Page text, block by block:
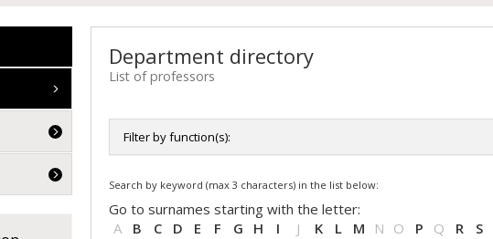
Department directory
List of professors
Filter by function(s):
Chercheuse invitée / Chercheur invité
Directrice de département / Directeur de département
Professeure adjointe / Professeur adjoint
Search by keyword (max 3 characters) in the list below:
Go to surnames starting with the letter:
A
B C D E F G H I J K L M N O P Q R S